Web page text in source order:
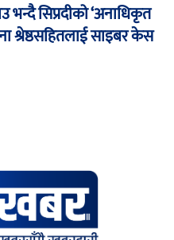
भन्दै सिप्रदीको ‘अनाधिकृत
श्रेष्ठसहितलाई साइबर केस